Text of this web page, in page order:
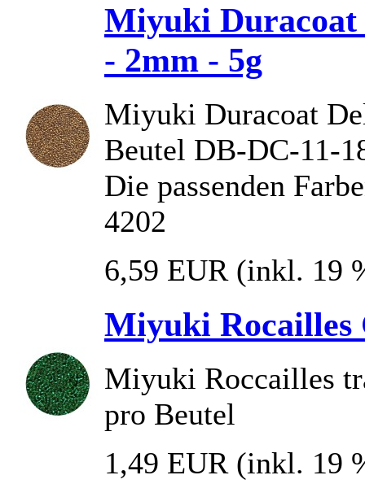
Miyuki Duracoat
- 2mm - 5g
Miyuki Duracoat
Beutel DB-DC-11-
Die passenden
4202
6,59 EUR (inkl. 19
Miyuki Rocailles
Miyuki Roccailles
pro Beutel
1,49 EUR (inkl. 19